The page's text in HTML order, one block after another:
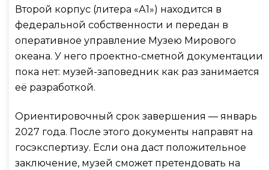
Второй корпус (литера «А1») находится в
федеральной собственности и передан в
оперативное управление Музею Мирового
океана. У него проектно-сметной документации
пока нет: музей-заповедник как раз занимается
её разработкой.
Ориентировочный срок завершения — январь
2027 года. После этого документы направят на
госэкспертизу. Если она даст положительное
заключение, музей сможет претендовать на